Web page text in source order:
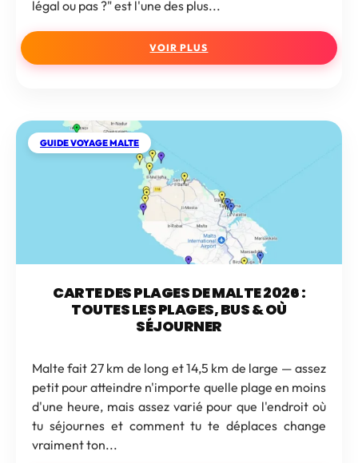
légal ou pas ?" est l'une des plus...
VOIR PLUS
GUIDE VOYAGE MALTE
CARTE DES PLAGES DE MALTE 2026 :
TOUTES LES PLAGES, BUS & OÙ
SÉJOURNER
Malte fait 27 km de long et 14,5 km de large — assez
petit pour atteindre n'importe quelle plage en moins
d'une heure, mais assez varié pour que l'endroit où
tu séjournes et comment tu te déplaces change
vraiment ton...